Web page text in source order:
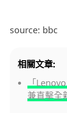
source: bbc
相關文章:
「
兼直擊全